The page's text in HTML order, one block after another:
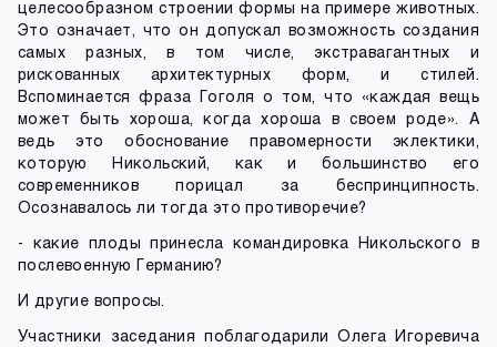
целесообразном строении формы на примере животных.
Это означает, что он допускал возможность создания
самых разных, в том числе, экстравагантных и
рискованных архитектурных форм, и стилей.
Вспоминается фраза Гоголя о том, что «каждая вещь
может быть хороша, когда хороша в своем роде». А
ведь это обоснование правомерности эклектики,
которую Никольский, как и большинство его
современников порицал за беспринципность.
Осознавалось ли тогда это противоречие?
- какие плоды принесла командировка Никольского в
послевоенную Германию?
И другие вопросы.
Участники заседания поблагодарили Олега Игоревича